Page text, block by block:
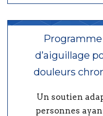
d’aiguillage
douleurs
Un soutien
personnes